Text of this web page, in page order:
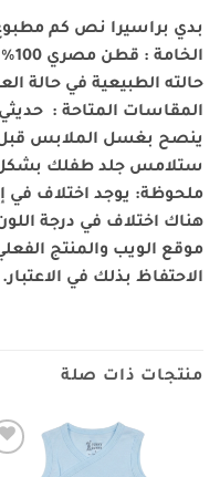
بدي براسيرا نص كم
حالته الطبيعية في حالة
المقاسات المتاحة : حديثي
ينصح بغسل الملابس قبل
ستلامس جلد طفلك
ملحوظة: يوجد اختلاف في
هناك اختلاف في درجة
موقع الويب والمنتج
الاحتفاظ بذلك في الاعتبار.
منتجات ذات صلة